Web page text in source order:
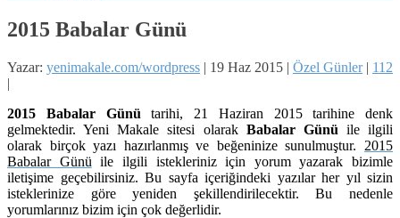
2015 Babalar Günü
Yazar: yenimakale.com/wordpress | 19 Haz 2015 | Özel Günler| 112
|
2015 Babalar Günü tarihi, 21 Haziran 2015 tarihine denk
gelmektedir. Yeni Makale sitesi olarak Babalar Günü ile ilgili
olarak birçok yazı hazırlanmış ve beğeninize sunulmuştur. 2015
Babalar Günü ile ilgili istekleriniz için yorum yazarak bizimle
iletişime geçebilirsiniz. Bu sayfa içeriğindeki yazılar her yıl sizin
isteklerinize göre yeniden şekillendirilecektir. Bu nedenle
yorumlarınız bizim için çok değerlidir.